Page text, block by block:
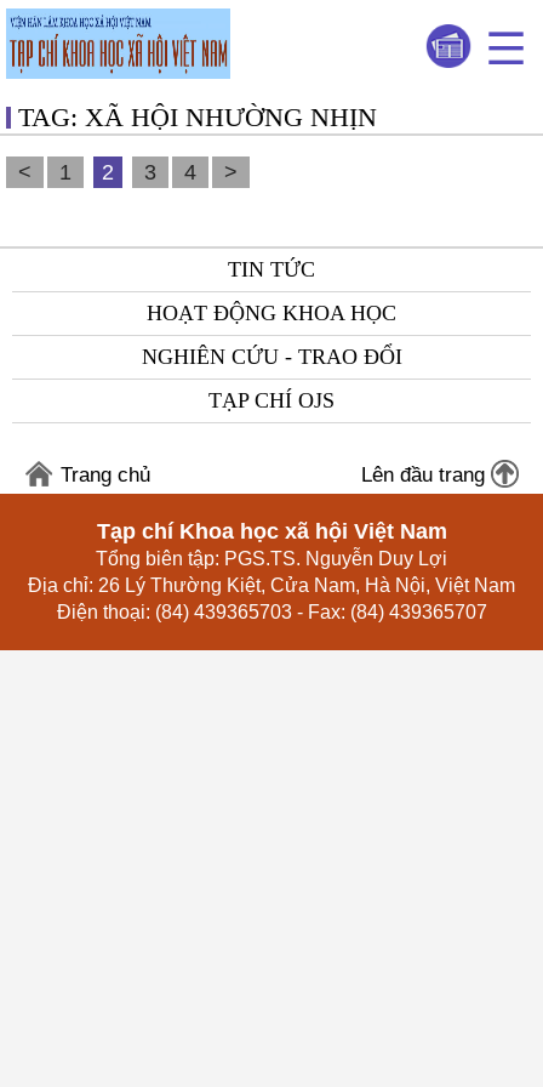
TAG: XÃ HỘI NHƯỜNG NHỊN
< 1 2 3 4 >
TIN TỨC
HOẠT ĐỘNG KHOA HỌC
NGHIÊN CỨU - TRAO ĐỔI
TẠP CHÍ OJS
Trang chủ Lên đầu trang
Tạp chí Khoa học xã hội Việt Nam
Tổng biên tập: PGS.TS. Nguyễn Duy Lợi
Địa chỉ: 26 Lý Thường Kiệt, Cửa Nam, Hà Nội, Việt Nam
Điện thoại: (84) 439365703 - Fax: (84) 439365707